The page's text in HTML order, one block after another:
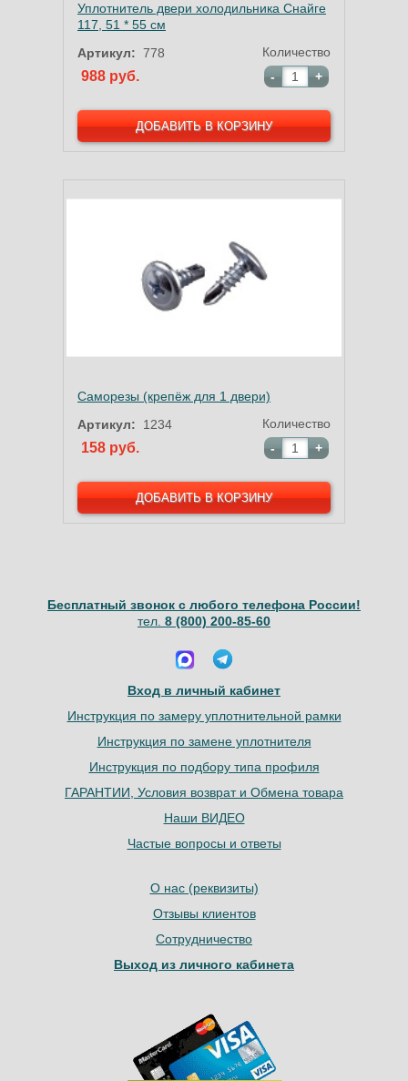
Уплотнитель двери холодильника Снайге
117, 51 * 55 см
Артикул: 778
988 руб.
Количество
-
+
Саморезы (крепёж для 1 двери)
Артикул:
1234
158 руб.
Количество
-
+
Бесплатный звонок с любого телефона России!
тел. 8 (800) 200-85-60
Вход в личный кабинет
Инструкция по замеру уплотнительной рамки
Инструкция по замене уплотнителя
Инструкция по подбору типа профиля
ГАРАНТИИ, Условия возврат и Обмена товара
Наши ВИДЕО
Частые вопросы и ответы
О нас (реквизиты)
Отзывы клиентов
Сотрудничество
Выход из личного кабинета